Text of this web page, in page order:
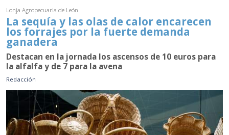
Lonja Agropecuaria de León
La sequía y las olas de calor encarecen
los forrajes por la fuerte demanda
ganadera
Destacan en la jornada los ascensos de 10 euros para
la alfalfa y de 7 para la avena
Redacción